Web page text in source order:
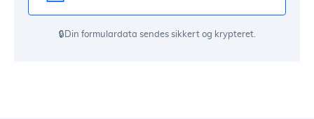
🔒Din formulardata sendes sikkert og krypteret.